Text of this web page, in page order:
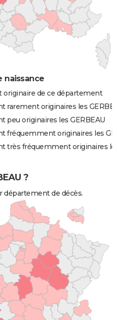
naissance
originaire de ce département
rarement originaires les
peu originaires les GERBEAU
fréquemment originaires les
très fréquemment originaires
?
département de décès.